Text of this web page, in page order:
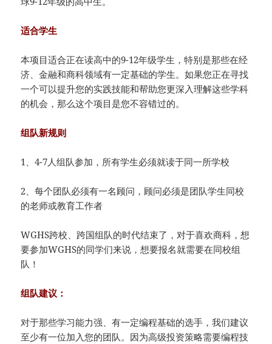
适合学生
本项目适合正在读高中的9-12年级学生，特别是那些在经
济、金融和商科领域有一定基础的学生。如果您正在寻找
一个可以提升您的实践技能和帮助您更深入理解这些学科
的机会，那么这个项目是您不容错过的。
组队新规则
1、4-7人组队参加，所有学生必须就读于同一所学校
2、每个团队必须有一名顾问，顾问必须是团队学生同校
的老师或教育工作者
WGHS跨校、跨国组队的时代结束了，对于喜欢商科，想
要参加WGHS的同学们来说，想要报名就需要在同校组
队！
组队建议：
对于那些学习能力强、有一定编程基础的选手，我们建议
至少有一位加入您的团队。因为高级投资策略需要编程技